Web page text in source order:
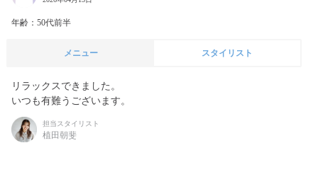
年齢：50代前半
メニュー スタイリスト
リラックスできました。
いつも有難うございます。
担当スタイリスト
植田朝斐